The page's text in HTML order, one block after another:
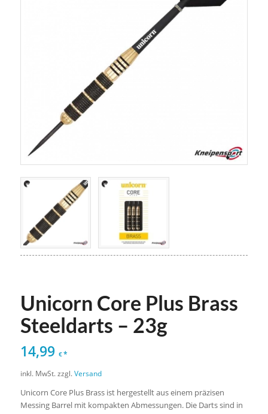
Unicorn Core Plus Brass
Steeldarts – 23g
14,99 €*
inkl. MwSt. zzgl.Versand
Unicorn Core Plus Brass ist hergestellt aus einem präzisen
Messing Barrel mit kompakten Abmessungen. Die Darts sind in